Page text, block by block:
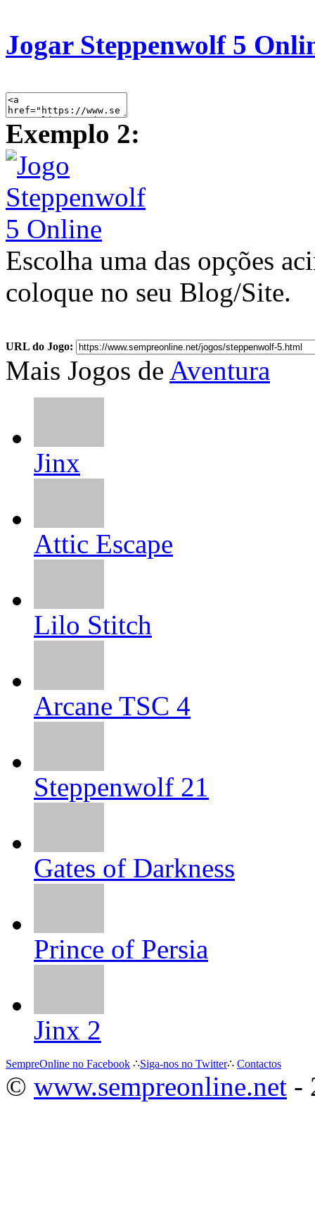
Jogar Steppenwolf 5
Exemplo 2:
Escolha uma das opções
coloque no seu Blog/Site.
URL do Jogo:
Mais Jogos de Aventura
Jinx
Attic Escape
Lilo Stitch
Arcane TSC 4
Steppenwolf 21
Gates of Darkness
Prince of Persia
Jinx 2
SempreOnline no Facebook ∴Siga-nos no Twitter∴ Contactos
© www.sempreonline.net -